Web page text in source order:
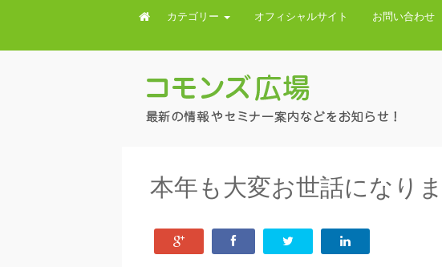
カテゴリー オフィシャルサイト お問い合わせ
本年も大変お世話になりま